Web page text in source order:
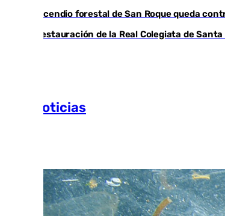
El incendio forestal de San Roque queda
La restauración de la Real Colegiata de
Más noticias